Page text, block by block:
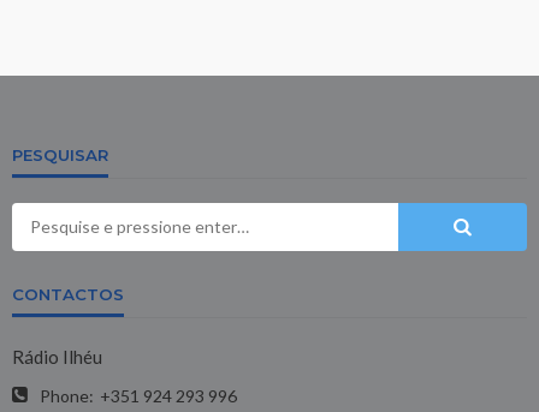
PESQUISAR
CONTACTOS
Rádio Ilhéu
Phone: +351 924 293 996